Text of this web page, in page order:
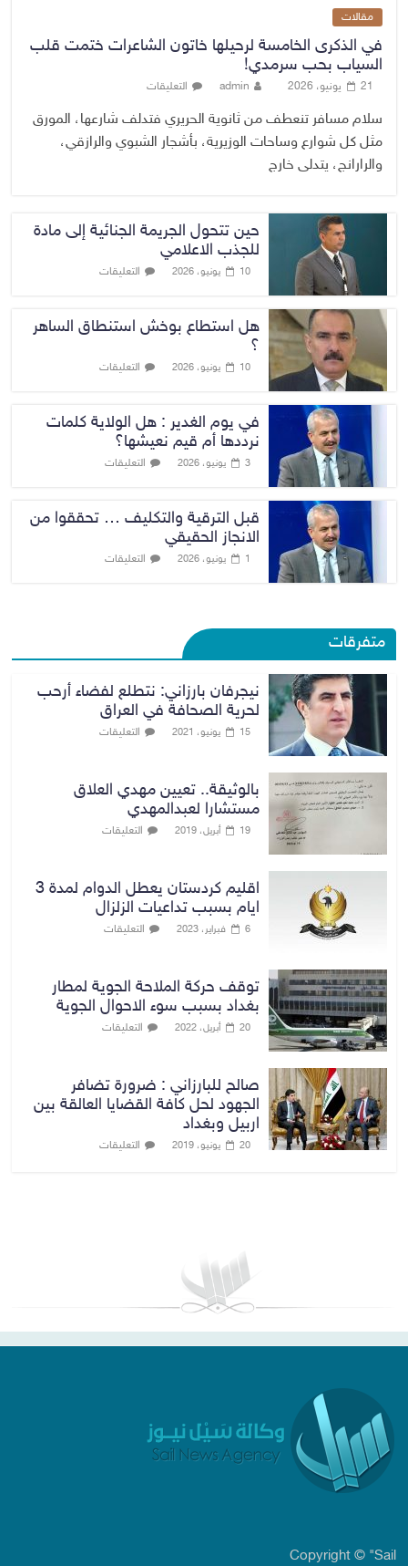
مقالات
في الذكرى الخامسة لرحيلها خاتون الشاعرات ختمت قلب
السياب بحب سرمدي!
21 يونيو، 2026 admin التعليقات
سلام مسافر تنعطف من ثانوية الحريري فتدلف شارعها، المورق
مثل كل شوارع وساحات الوزيرية، بأشجار الشبوي والرازقي،
والرارانج، يتدلى خارج
حين تتحول الجريمة الجنائية إلى مادة
للجذب الاعلامي
10 يونيو، 2026 التعليقات
هل استطاع بوخش استنطاق الساهر
؟
10 يونيو، 2026 التعليقات
في يوم الغدير : هل الولاية كلمات
نرددها أم قيم نعيشها؟
3 يونيو، 2026 التعليقات
قبل الترقية والتكليف … تحققوا من
الانجاز الحقيقي
1 يونيو، 2026 التعليقات
متفرقات
نيجرفان بارزاني: نتطلع لفضاء أرحب
لحرية الصحافة في العراق
15 يونيو، 2021 التعليقات
بالوثيقة.. تعيين مهدي العلاق
مستشارا لعبدالمهدي
19 أبريل، 2019 التعليقات
اقليم كردستان يعطل الدوام لمدة 3
ايام بسبب تداعيات الزلزال
6 فبراير، 2023 التعليقات
توقف حركة الملاحة الجوية لمطار
بغداد بسبب سوء الاحوال الجوية
20 أبريل، 2022 التعليقات
صالح للبارزاني : ضرورة تضافر
الجهود لحل كافة القضايا العالقة بين
اربيل وبغداد
20 يونيو، 2019 التعليقات
Copyright © "Sail